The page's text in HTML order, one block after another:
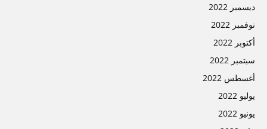
ديسمبر 2022
نوفمبر 2022
أكتوبر 2022
سبتمبر 2022
أغسطس 2022
يوليو 2022
يونيو 2022